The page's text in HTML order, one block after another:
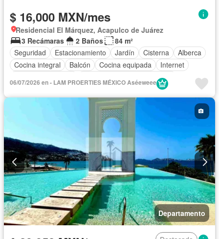
$ 16,000 MXN/mes
Residencial El Márquez, Acapulco de Juárez
3 Recámaras
2 Baños
84 m²
Seguridad
Estacionamiento Jardín Cisterna
Alberca
Cocina integral
Balcón Cocina equipada
Internet
Circuito cerrado de televisión
Recámara con closet
Permite mascotas
06/07/2026 en - LAM PROERTIES MÉXICO Aséeweee
Departamento